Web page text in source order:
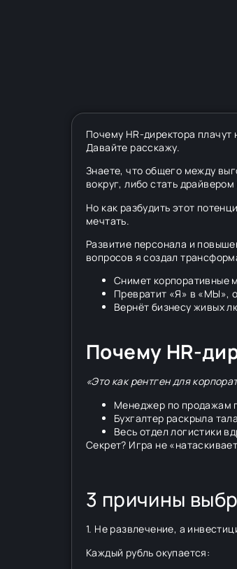
Почему HR-директора
Давайте расскажу.
Знаете, что общего между
вокруг, либо стать
Но как разбудить этот
мечтать.
Развитие персонала и
вопросов я создал
Снимет корпоративные
Превратит «Я» в «МЫ»,
Вернёт бизнесу живых
Почему HR-
«Это как рентген для
Менеджер по продажам
Бухгалтер раскрыла
Весь отдел логистики
Секрет? Игра не
3 причины
1. Не развлечение, а
Каждый рубль окупается: